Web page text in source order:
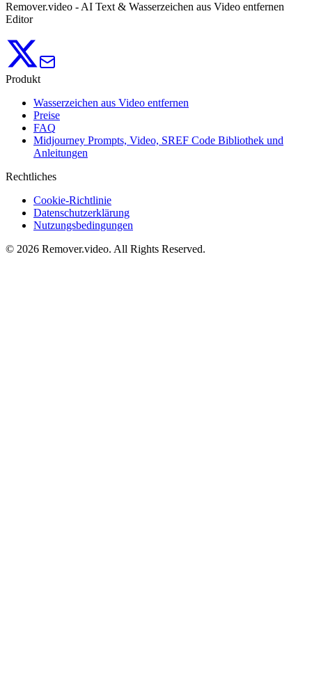
Remover.video - AI Text & Wasserzeichen aus Video entfernen
Editor
Produkt
Wasserzeichen aus Video entfernen
Preise
FAQ
Midjourney Prompts, Video, SREF Code Bibliothek und
Anleitungen
Rechtliches
Cookie-Richtlinie
Datenschutzerklärung
Nutzungsbedingungen
© 2026 Remover.video. All Rights Reserved.